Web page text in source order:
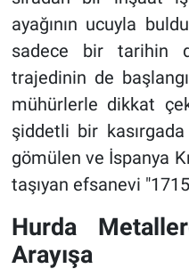
ayağının ucuyla
sadece bir tarihin
trajedinin de
mühürlerle dikkat
şiddetli bir
gömülen ve İspanya
taşıyan efsanevi
Hurda
Arayışa